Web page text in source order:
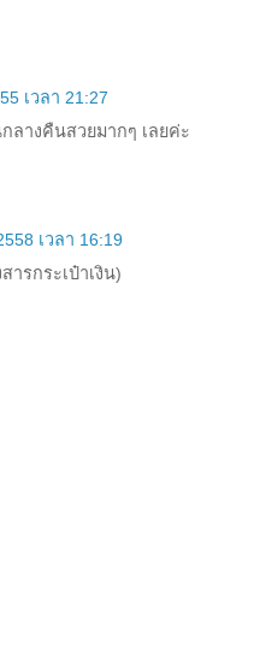
เวลา 21:27
ลางคืนสวยมากๆ เลยค่ะ
เวลา 16:19
ารกระเป๋าเงิน)